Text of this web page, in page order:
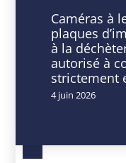
DATE
18
Jan
2024
Expiré!
HEURE
9
h
00
min
-
16
min
Caméras à
plaques
à la
autorisé à
strictement
4 juin 2026